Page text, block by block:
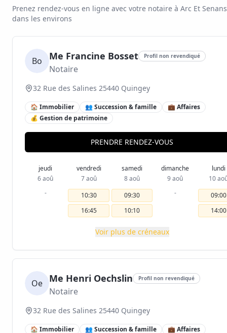
Prenez rendez-vous en ligne avec votre notaire à Arc Et Senans
dans les environs
Bo Me Francine Bosset Profil non revendiqué
Notaire
32 Rue des Salines 25440 Quingey
🏠 Immobilier 👥 Succession & famille
💼 Affaires
💰 Gestion de patrimoine
PRENDRE RENDEZ-VOUS
jeudi
6 aoû
-
vendredi
7 aoû
10:30
16:45
samedi
8 aoû
09:30
10:10
dimanche
9 aoû
-
lundi
10
09:00
14:00
Voir plus de créneaux
Oe Me Henri Oechslin Profil non revendiqué
Notaire
32 Rue des Salines 25440 Quingey
🏠 Immobilier 👥 Succession & famille
💼 Affaires